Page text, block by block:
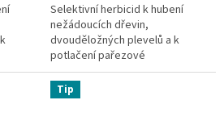
Selektivní herbicid k hubení
nežádoucích dřevin,
dvouděložných plevelů a k
potlačení pařezové
výmladnosti.
Tip